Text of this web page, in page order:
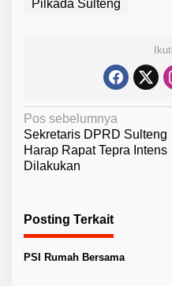
Pilkada Sulteng
N
a
v
g
a
s
Pos sebelumnya
Sekretaris DPRD Sulteng
Harap Rapat Tepra Intens
Dilakukan
Posting Terkait
PSI Rumah Bersama